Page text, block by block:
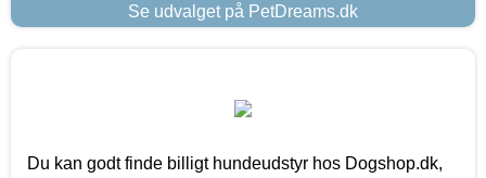
Se udvalget på PetDreams.dk
Du kan godt finde billigt hundeudstyr hos Dogshop.dk,